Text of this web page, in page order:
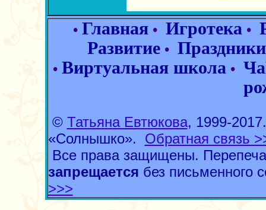
• Главная • Игротека •
Развитие• Праздники
• Виртуальная школа •
© Татьяна Евтюкова, 1999-
«Солнышко». Обратная связь
Все права защищены.
запрещается без письменного
>>>